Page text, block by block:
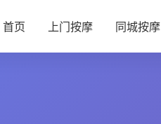
首页 上门按摩 同城按摩